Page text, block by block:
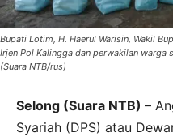
Bupati Lotim, H. Haerul Warisin, Wakil
Irjen Pol Kalingga dan perwakilan warga
(Suara NTB/rus)
Selong (Suara NTB) –
Syariah (DPS) atau